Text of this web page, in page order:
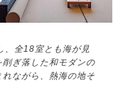
、全18室とも海が見
ぎ落した和モダンの
ながら、熱海の地そ